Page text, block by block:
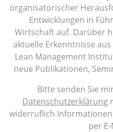
organisatorischer
Entwicklungen in
Wirtschaft auf. Darüber
aktuelle Erkenntnisse
Lean Management
neue Publikationen,
Bitte senden Sie
Datenschutzerklärung
widerruflich
per